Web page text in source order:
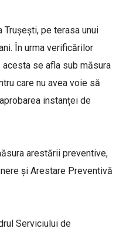
pe terasa unui
În urma verificărilor
se afla sub măsura
care nu avea voie să
instanței de
arestării preventive,
și Arestare Preventivă
Serviciului de